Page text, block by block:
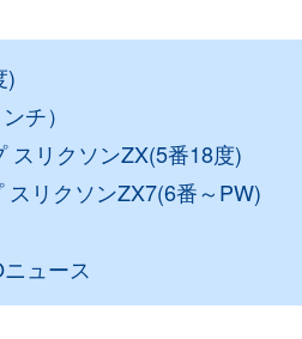
)
チ）
スリクソンZX(5番18度)
リクソンZX7(6番～PW)
ュース